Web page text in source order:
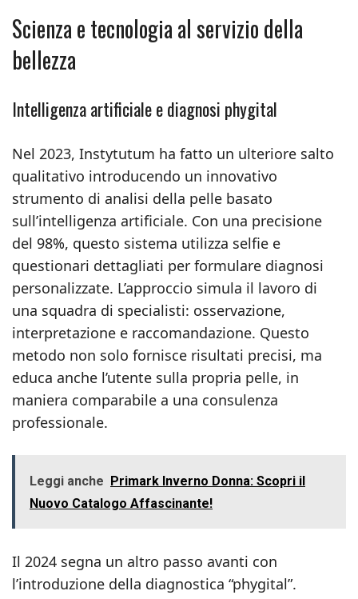
Scienza e tecnologia al servizio della
bellezza
Intelligenza artificiale e diagnosi phygital
Nel 2023, Instytutum ha fatto un ulteriore salto
qualitativo introducendo un innovativo
strumento di analisi della pelle basato
sull’intelligenza artificiale. Con una precisione
del 98%, questo sistema utilizza selfie e
questionari dettagliati per formulare diagnosi
personalizzate. L’approccio simula il lavoro di
una squadra di specialisti: osservazione,
interpretazione e raccomandazione. Questo
metodo non solo fornisce risultati precisi, ma
educa anche l’utente sulla propria pelle, in
maniera comparabile a una consulenza
professionale.
Leggi anche Primark Inverno Donna: Scopri il
Nuovo Catalogo Affascinante!
Il 2024 segna un altro passo avanti con
l’introduzione della diagnostica “phygital”.